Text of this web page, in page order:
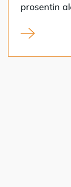
pro­sen­tin
Kunnan